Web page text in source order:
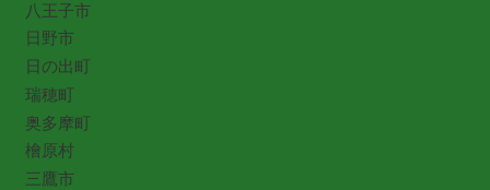
八王子市
日野市
日の出町
瑞穂町
奥多摩町
檜原村
三鷹市